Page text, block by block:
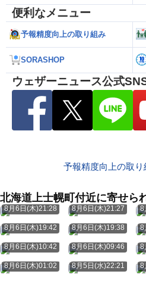
便利なメニュー
予報精度向上の取り組み
SORASHOP
ウェザーニュース公式
予報精度向上の取り
北海道上士幌町付近に寄せら
8月6日(木)21:28 8月6日(木)21:27 8
8月6日(木)19:42 8月6日(木)19:38 8
8月6日(木)10:42 8月6日(木)09:46 8
8月6日(木)01:02 8月5日(水)22:21 8